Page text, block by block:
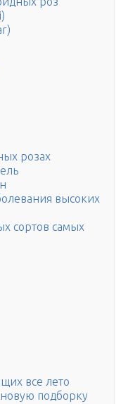
розах
высоких
сортов самых
все лето
подборку